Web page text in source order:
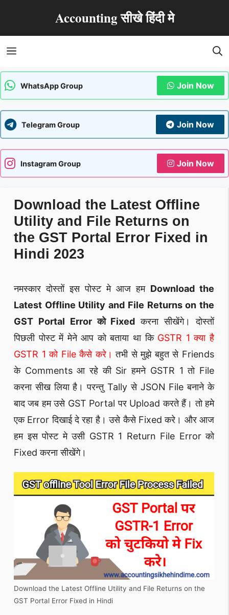
Accounting सीखे हिंदी मे
Menu
WhatsApp Group Join Now
Telegram Group Join Now
Instagram Group Join Now
Download the Latest Offline
Utility and File Returns on
the GST Portal Error Fixed in
Hindi 2023
नमस्कार दोस्तों इस पोस्ट मे आज हम Download the
Latest Offline Utility and File Returns on the
GST Portal Error को Fixed करना सीखेंगे। दोस्तों
पिछली पोस्ट में मेने आप को बताया था कि GSTR 1 क्या है
GSTR 1 को File कैसे करे। तभी से मुझे बहुत से Friends
के Comments आ रहे की Sir हमने GSTR 1 तो File
करना सीख लिया है। परन्तु Tally से JSON File बनाने के
बाद जब हम उसे GST Portal पर Upload करते हैं। तो हमे
एक Error दिखाई दे रहा है। उसे कैसे Fixed करे। और आज
हम इस पोस्ट मे उसी GSTR 1 Return File Error को
Fixed करना सीखेंगे।
Download the Latest Offline Utility and File Returns on the
GST Portal Error Fixed in Hindi